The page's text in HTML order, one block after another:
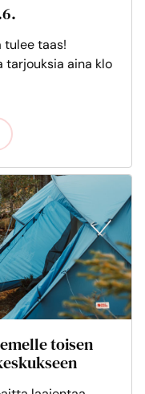
tulee taas!
tarjouksia aina klo
toisen